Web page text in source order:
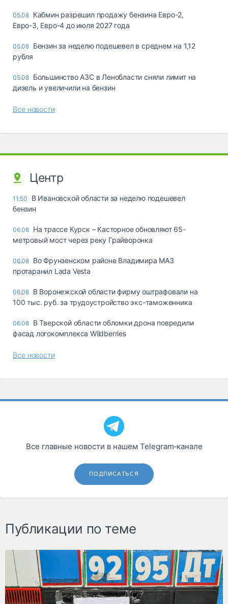
05.08 Кабмин разрешил продажу бензина Евро-2,
Евро-3, Евро-4 до июля 2027 года
05.08 Бензин за неделю подешевел в среднем на 1,12
рубля
05.08 Большинство АЗС в Ленобласти сняли лимит на
дизель и увеличили на бензин
Все новости
Центр
11:50
В Ивановской области за неделю подешевел
бензин
06.08 На трассе Курск – Касторное обновляют 65-
метровый мост через реку Грайворонка
06.08 Во Фрунзенском районе Владимира МАЗ
протаранил Lada Vesta
06.08 В Воронежской области фирму оштрафовали на
100 тыс. руб. за трудоустройство экс-таможенника
06.08 В Тверской области обломки дрона повредили
фасад логокомплекса Wildberries
Все новости
Все главные новости в нашем Telegram‑канале
ПОДПИСАТЬСЯ
Публикации по теме